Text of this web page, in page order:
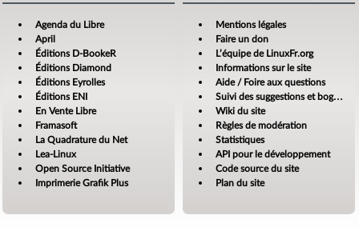
Agenda du Libre
April
Éditions D-BookeR
Éditions Diamond
Éditions Eyrolles
Éditions ENI
En Vente Libre
Framasoft
La Quadrature du Net
Lea-Linux
Open Source Initiative
Imprimerie Grafik Plus
Mentions légales
Faire un don
L’équipe de LinuxFr.org
Informations sur le site
Aide / Foire aux questions
Suivi des suggestions et bogues
Wiki du site
Règles de modération
Statistiques
API pour le développement
Code source du site
Plan du site